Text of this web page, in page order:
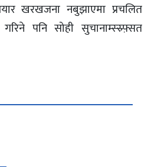
खरखजना नबुझाएमा प्रचलित
पनि सोही सुचानाम्स्स्र्फ़्सत